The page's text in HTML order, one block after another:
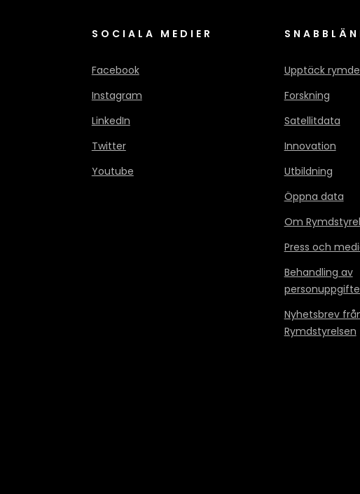
SOCIALA MEDIER
Facebook
Instagram
LinkedIn
Twitter
Youtube
Upptäck
Forskning
Satellitdata
Innovation
Utbildning
Öppna data
Om
Press och
Behandling av
Nyhetsbrev
Rymdstyrelsen